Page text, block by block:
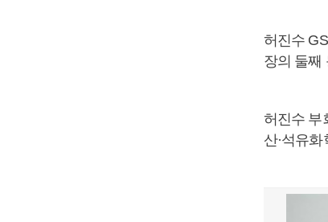
허진수
장의 둘째
허진수 부
산·석유